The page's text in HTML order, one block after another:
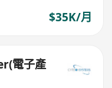
$35K/月
電子產